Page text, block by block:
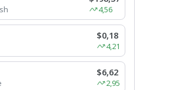
4,56
$0,18
4,21
$6,62
2,95